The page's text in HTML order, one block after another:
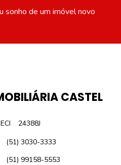
sonho de um imóvel novo
CASTEL
24388J
(51) 3030-3333
(51) 99158-5553